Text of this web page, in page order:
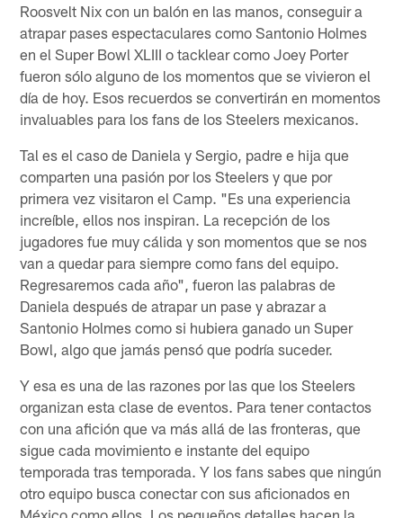
Roosvelt Nix con un balón en las manos, conseguir a
atrapar pases espectaculares como Santonio Holmes
en el Super Bowl XLIII o tacklear como Joey Porter
fueron sólo alguno de los momentos que se vivieron el
día de hoy. Esos recuerdos se convertirán en momentos
invaluables para los fans de los Steelers mexicanos.
Tal es el caso de Daniela y Sergio, padre e hija que
comparten una pasión por los Steelers y que por
primera vez visitaron el Camp. "Es una experiencia
increíble, ellos nos inspiran. La recepción de los
jugadores fue muy cálida y son momentos que se nos
van a quedar para siempre como fans del equipo.
Regresaremos cada año", fueron las palabras de
Daniela después de atrapar un pase y abrazar a
Santonio Holmes como si hubiera ganado un Super
Bowl, algo que jamás pensó que podría suceder.
Y esa es una de las razones por las que los Steelers
organizan esta clase de eventos. Para tener contactos
con una afición que va más allá de las fronteras, que
sigue cada movimiento e instante del equipo
temporada tras temporada. Y los fans sabes que ningún
otro equipo busca conectar con sus aficionados en
México como ellos. Los pequeños detalles hacen la